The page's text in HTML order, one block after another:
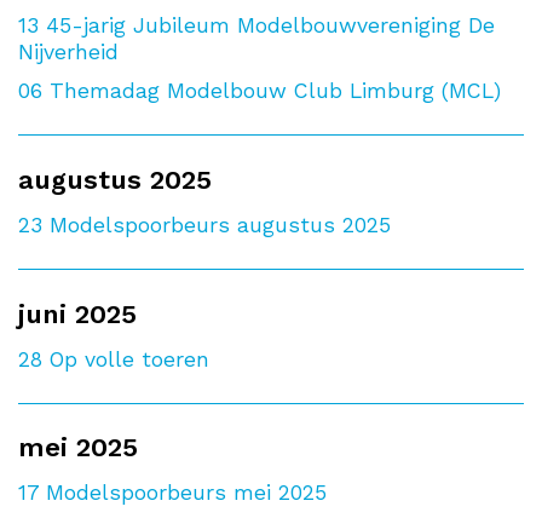
13 45-jarig Jubileum Modelbouwvereniging De
Nijverheid
06 Themadag Modelbouw Club Limburg (MCL)
augustus 2025
23 Modelspoorbeurs augustus 2025
juni 2025
28 Op volle toeren
mei 2025
17 Modelspoorbeurs mei 2025